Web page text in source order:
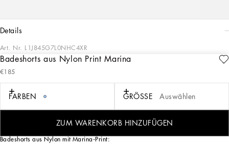
Badeshorts aus Nylon Print Marina
FARBEN GRÖSSE Auswählen
€185
ZUM WARENKORB HINZUFÜGEN
details
Art. Nr. L1J845G7L0NHC4XR
Das Thema Marina für Jungen und Babyjungen basiert auf der Idee des
Seemanns, des Leuchtturm-Manns. Die Prints zeichnen sich durch vier Elemente
aus: die Streifen, das Bandana in verschiedenen Blau-, Weiß- und
Himmelblautönen, die Anker, die vier Himmelsrichtungen und die ganze Welt der
Sonargeräte. Die Designer schaffen durch Farben, Proportionen und Liebe zum
Detail einen Marinestil, der uns davon träumen lässt, das Meer zu befahren,
inmitten der Wellen in einem intensiven Mittelmeerblau.
Badeshorts aus Nylon mit Marina-Print: